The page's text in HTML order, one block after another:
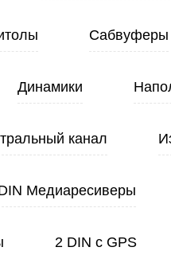
Сабвуферы
Динамики
канал
Медиаресиверы
2 DIN с GPS